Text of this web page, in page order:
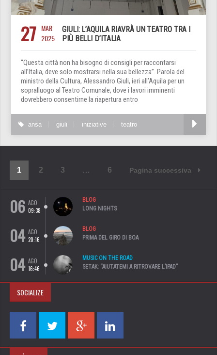
27 MAR
2025
GIULI: L’AQUILA RIAVRÀ UN TEATRO TRA I
PIÙ BELLI D’ITALIA
“Questa città non ha bisogno di consigli per raccontarsi
all’Italia, deve solo mostrarsi nella sua bellezza”. Parola del
ministro della Cultura, Alessandro Giuli, ieri all’Aquila per un
sopralluogo al Teatro Comunale, dove i lavori imminenti
dovrebbero consentirne la riapertura entro
ansa giuli iniziative teatro
1 2 3 … 6 Pagina successiva
06 AGO
09:38
BLOG
LONG NIGHTS
04 AGO
20:16
BLOG
PRIMA DEL GIRO DI BOA
04 AGO
16:46
MUSIC ON THE ROAD
SETAK: “AIUTATEMI A RITROVARE L’IPAD”
SOCIALIZE